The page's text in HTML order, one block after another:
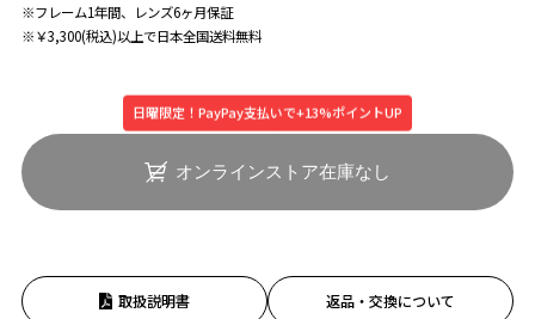
※フレーム1年間、レンズ6ヶ月保証
※￥3,300(税込)以上で日本全国送料無料
日曜限定！PayPay支払いで+13%ポイントUP
オンラインストア在庫なし
取扱説明書 返品・交換について